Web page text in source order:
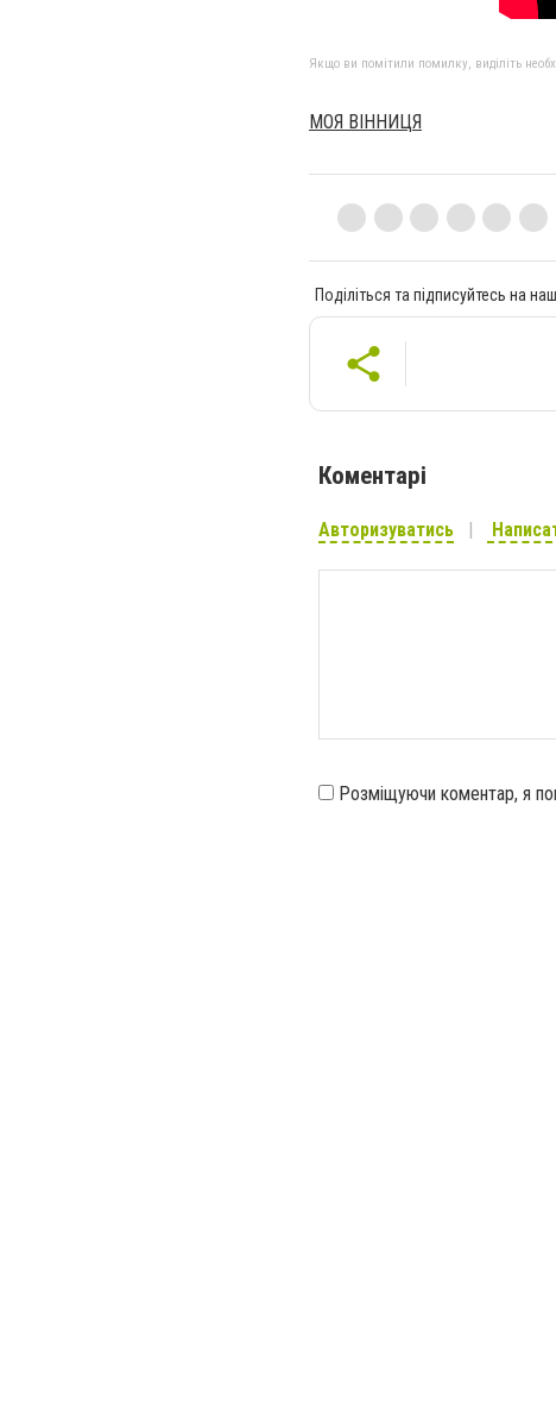
Якщо ви помітили помилку, виділіть
МОЯ ВІННИЦЯ
Поділіться та підписуйтесь на
Коментарі
Авторизуватись
Розміщуючи коментар, я